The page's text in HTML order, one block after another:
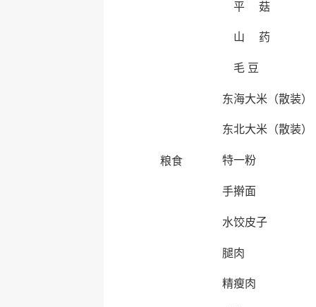
平 菇
山 药
毛 豆
粮食
东海大米（散装）
东北大米（散装）
特一粉
手擀面
水饺皮子
腿肉
精瘦肉